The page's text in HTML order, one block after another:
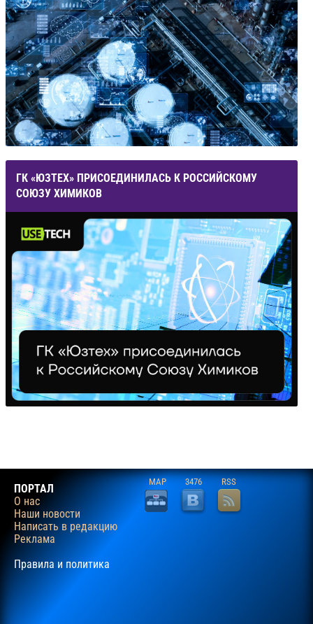
ГК «ЮЗТЕХ» ПРИСОЕДИНИЛАСЬ К РОССИЙСКОМУ
СОЮЗУ ХИМИКОВ
ПОРТАЛ
О нас
Наши новости
Написать в редакцию
Реклама
Правила и политика
MAP 3476 RSS